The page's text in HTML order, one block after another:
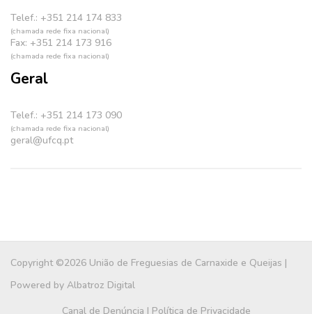
Telef.: +351 214 174 833
(chamada rede fixa nacional)
Fax: +351 214 173 916
(chamada rede fixa nacional)
Geral
Telef.: +351 214 173 090
(chamada rede fixa nacional)
geral@ufcq.pt
Copyright ©2026 União de Freguesias de Carnaxide e Queijas |
Powered by Albatroz Digital
Canal de Denúncia | Política de Privacidade